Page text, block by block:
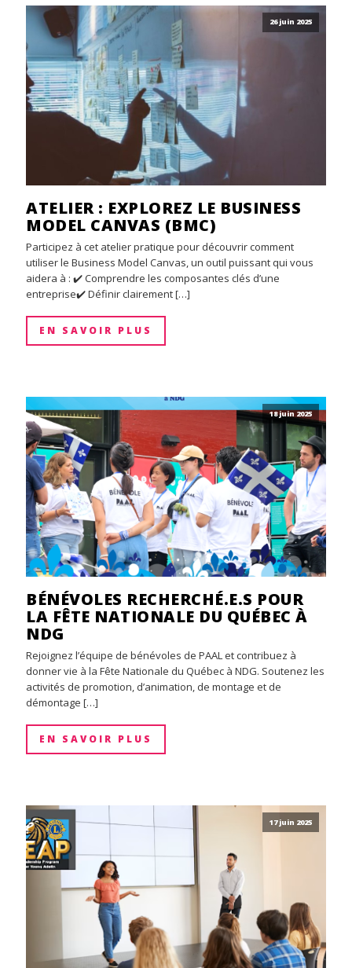
26 juin 2025
ATELIER : EXPLOREZ LE BUSINESS
MODEL CANVAS (BMC)
Participez à cet atelier pratique pour découvrir comment
utiliser le Business Model Canvas, un outil puissant qui vous
aidera à : ✔️ Comprendre les composantes clés d’une
entreprise✔️ Définir clairement […]
EN SAVOIR PLUS
18 juin 2025
BÉNÉVOLES RECHERCHÉ.E.S POUR
LA FÊTE NATIONALE DU QUÉBEC À
NDG
Rejoignez l’équipe de bénévoles de PAAL et contribuez à
donner vie à la Fête Nationale du Québec à NDG. Soutenez les
activités de promotion, d’animation, de montage et de
démontage […]
EN SAVOIR PLUS
17 juin 2025